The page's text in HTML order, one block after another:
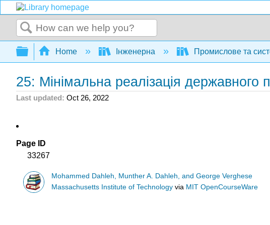
Search
Expand/collapse global hierarchy
Home Інженерна Промислове та
25: Мінімальна реалізація державного
Last updated Oct 26, 2022
Page ID
33267
Mohammed Dahleh, Munther A. Dahleh, and George Verghese
Massachusetts Institute of Technologyvia MIT OpenCourseWare